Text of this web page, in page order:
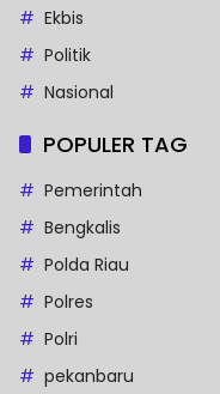
Ekbis
Politik
Nasional
POPULER TAG
Pemerintah
Bengkalis
Polda Riau
Polres
Polri
pekanbaru